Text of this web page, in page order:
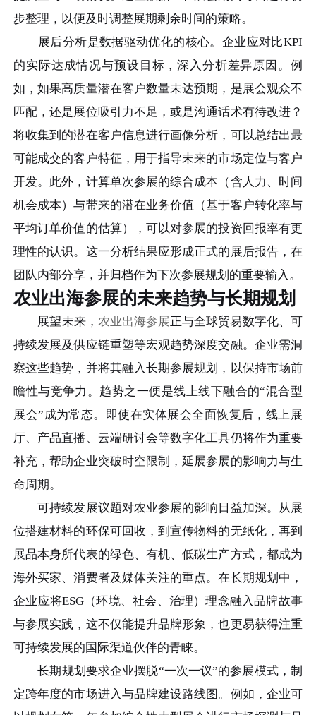
步整理，以便及时调整展期剩余时间的策略。
展后分析是数据驱动优化的核心。企业应对比KPI
的实际达成情况与预设目标，深入分析差异原因。例
如，如果高质量潜在客户数量未达预期，是展会观众不
匹配，还是展位吸引力不足，或是沟通话术有待改进？
将收集到的潜在客户信息进行画像分析，可以总结出最
可能成交的客户特征，用于指导未来的市场定位与客户
开发。此外，计算单次参展的综合成本（含人力、时间
机会成本）与带来的潜在业务价值（基于客户转化率与
平均订单价值的估算），可以对参展的投资回报率有更
理性的认识。这一分析结果应形成正式的展后报告，在
团队内部分享，并归档作为下次参展规划的重要输入。
农业出海参展的未来趋势与长期规划
展望未来， 农业出海参展正与全球贸易数字化、可
持续发展及供应链重塑等宏观趋势深度交融。企业需洞
察这些趋势，并将其融入长期参展规划，以保持市场前
瞻性与竞争力。趋势之一便是线上线下融合的“混合型
展会”成为常态。即使在实体展会全面恢复后，线上展
厅、产品直播、云端研讨会等数字化工具仍将作为重要
补充，帮助企业突破时空限制，延展参展的影响力与生
命周期。
可持续发展议题对农业参展的影响日益加深。从展
位搭建材料的环保可回收，到宣传物料的无纸化，再到
展品本身所代表的绿色、有机、低碳生产方式，都成为
海外买家、消费者及媒体关注的重点。在长期规划中，
企业应将ESG（环境、社会、治理）理念融入品牌故事
与参展实践，这不仅能提升品牌形象，也更易获得注重
可持续发展的国际渠道伙伴的青睐。
长期规划要求企业摆脱“一次一议”的参展模式，制
定跨年度的市场进入与品牌建设路线图。例如，企业可